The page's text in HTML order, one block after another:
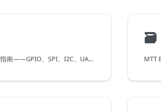
MTT E300 硬件配置指南——GPIO、SPI、I2C、UART、MMC、以太网等硬件外设配置
🗃